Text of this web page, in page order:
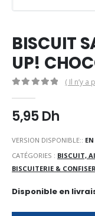
BISCUIT
UP!
( Il n’y a
5,95Dh
VERSION DISPONIBLE::
CATÉGORIES : BISCUIT,
BISCUITERIE &
Disponible en